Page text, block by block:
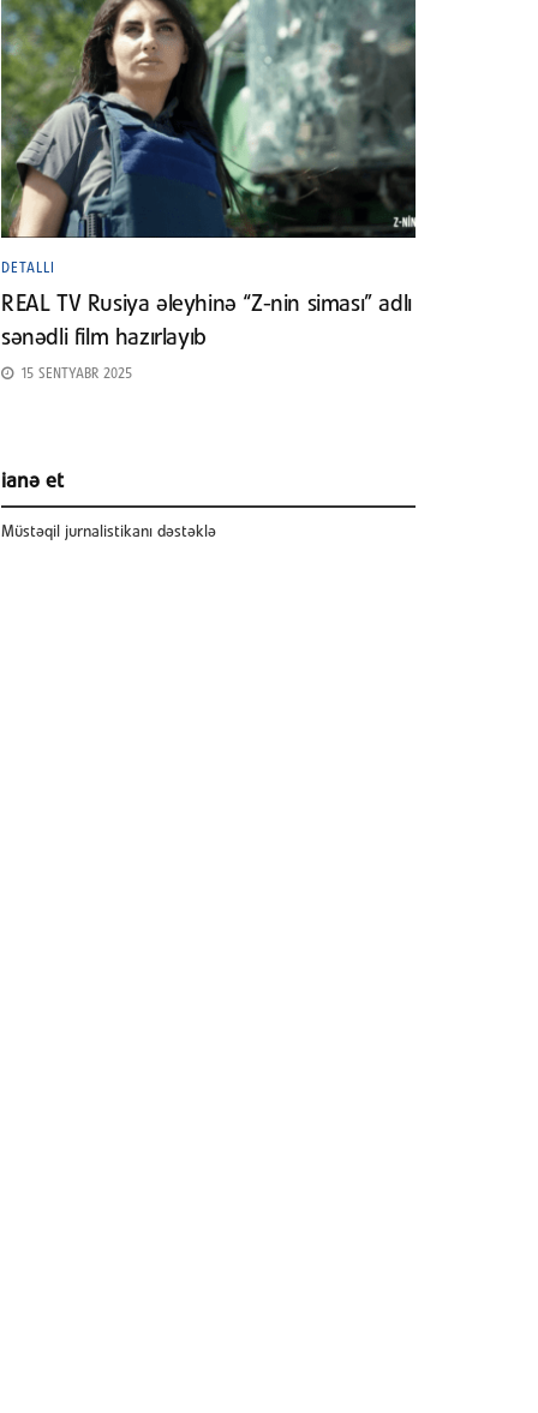
DETALLI
REAL TV Rusiya əleyhinə “Z-nin siması” adlı
sənədli film hazırlayıb
15 SENTYABR 2025
ianə et
Müstəqil jurnalistikanı dəstəklə